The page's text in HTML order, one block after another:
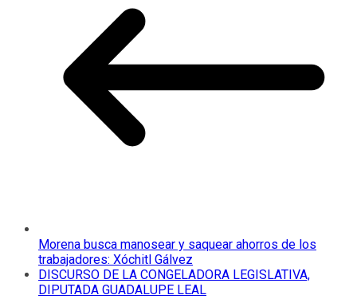
Morena busca manosear y saquear ahorros de los
trabajadores: Xóchitl Gálvez
DISCURSO DE LA CONGELADORA LEGISLATIVA,
DIPUTADA GUADALUPE LEAL